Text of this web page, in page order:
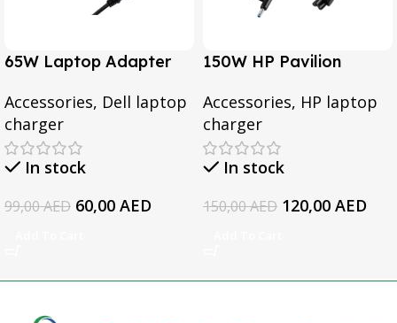
65W Laptop Adapter
3552 5379 5567 3467
5559 5570 5578 Laptop
19.5v 3.34a
Accessories, Dell laptop
charger
In stock
99,00AED 60,00 AED
150W HP Pavilion
Omen 15 Series, Pavilion
17 Series, For HP
EliteBook 1050 G1
Series Laptop AC
Accessories, HP laptop
charger
In stock
150,00AED 120,00 AED